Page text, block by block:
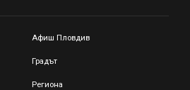
Афиш Пловдив
Градът
Региона